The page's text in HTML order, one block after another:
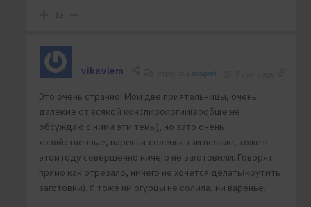
15
vikavlem Laraperl
Это очень странно! Мои две приятельницы, очень
далекие от всякой конспирологии(вообще не
обсуждаю с ними эти темы), но зато очень
хозяйственные, варенья-соленья там всякие, тоже в
этом году совершенно ничего не заготовили. Говорят
прямо как отрезало, ничего не хочется делать(крутить
заготовки). Я тоже ни огурцы не солила, ни варенье.